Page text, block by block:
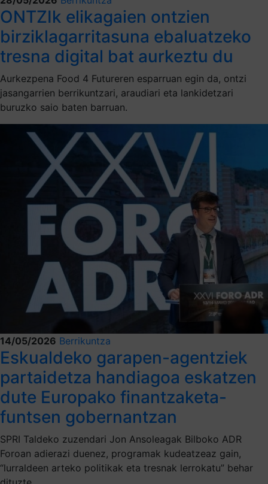
ONTZIk elikagaien ontzien
birziklagarritasuna ebaluatzeko
tresna digital bat aurkeztu du
Aurkezpena Food 4 Futureren esparruan egin da, ontzi
jasangarrien berrikuntzari, araudiari eta lankidetzari
buruzko saio baten barruan.
14/05/2026 Berrikuntza
Eskualdeko garapen-agentziek
partaidetza handiagoa eskatzen
dute Europako finantzaketa-
funtsen gobernantzan
SPRI Taldeko zuzendari Jon Ansoleagak Bilboko ADR
Foroan adierazi duenez, programak kudeatzeaz gain,
“lurraldeen arteko politikak eta tresnak lerrokatu” behar